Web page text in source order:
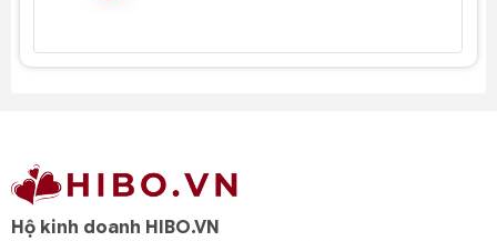
Hộ kinh doanh HIBO.VN